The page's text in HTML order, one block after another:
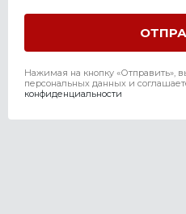
Нажимая на кнопку «Отправить»,
персональных данных и
конфиденциальности